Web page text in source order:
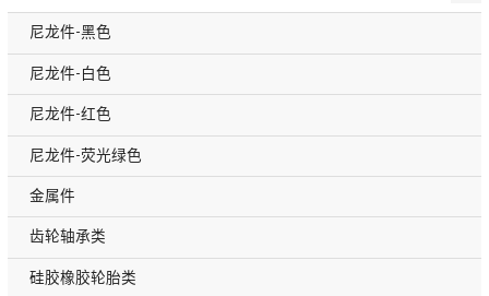
尼龙件-黑色
尼龙件-白色
尼龙件-红色
尼龙件-荧光绿色
金属件
齿轮轴承类
硅胶橡胶轮胎类